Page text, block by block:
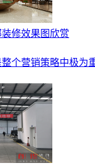
修效果图欣赏
个营销策略中极为